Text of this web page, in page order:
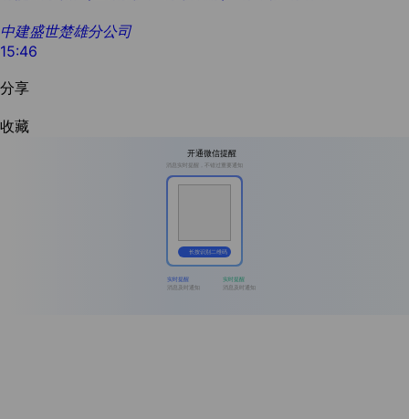
中建盛世楚雄分公司
15:46
分享
收藏
开通微信提醒
消息实时提醒，不错过重要通知
长按识别二维码
实时提醒
消息及时通知
实时提醒
消息及时通知